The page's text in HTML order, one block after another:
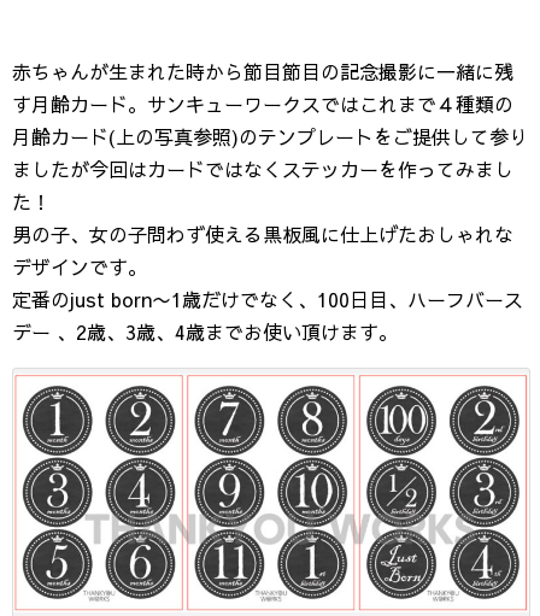
赤ちゃんが生まれた時から節目節目の記念撮影に一緒に残
す月齢カード。サンキューワークスではこれまで４種類の
月齢カード(上の写真参照)のテンプレートをご提供して参り
ましたが今回はカードではなくステッカーを作ってみまし
た！
男の子、女の子問わず使える黒板風に仕上げたおしゃれな
デザインです。
定番のjust born〜1歳だけでなく、100日目、ハーフバース
デー 、2歳、3歳、4歳までお使い頂けます。